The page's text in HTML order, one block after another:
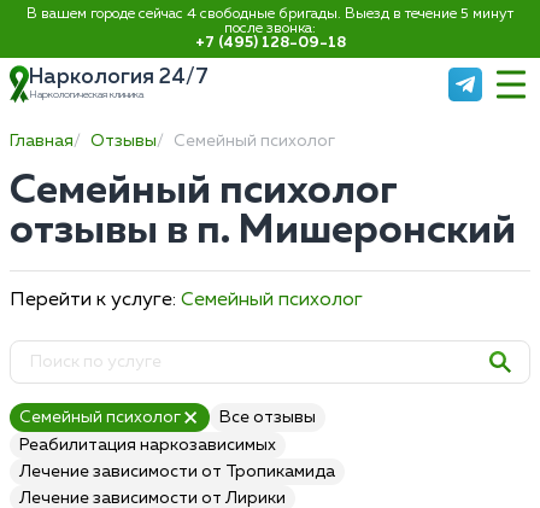
В вашем городе сейчас 4 свободные бригады. Выезд в течение 5 минут
после звонка:
+7 (495) 128-09-18
Наркология 24/7
Наркологическая клиника
Главная Отзывы Семейный психолог
Семейный психолог
отзывы в п. Мишеронский
Перейти к услуге: Семейный психолог
Семейный психолог
Все отзывы
Реабилитация наркозависимых
Лечение зависимости от Тропикамида
Лечение зависимости от Лирики